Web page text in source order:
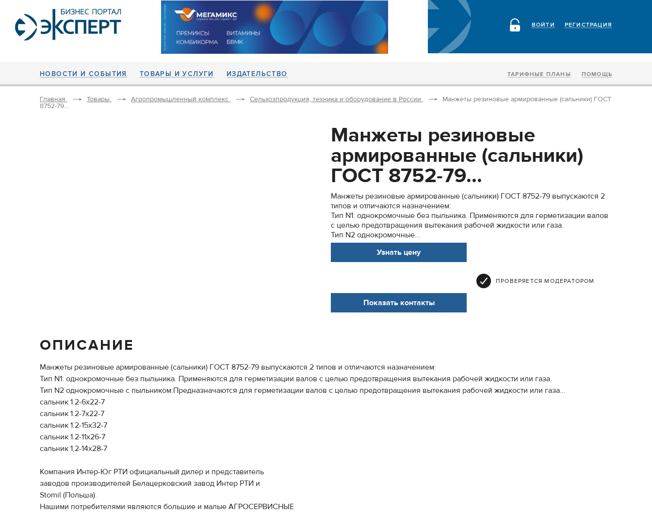
РЕГИСТРАЦИЯ
ВОЙТИ
НОВОСТИ И СОБЫТИЯ ТОВАРЫ И УСЛУГИ ИЗДАТЕЛЬСТВО ТАРИФНЫЕ ПЛАНЫ ПОМОЩЬ
Главная Товары Агропромышленный комплекс Сельхозпродукция, техника и оборудование в России Манжеты резиновые армированные (сальники) ГОСТ
8752-79...
Манжеты резиновые
армированные (сальники)
ГОСТ 8752-79...
Манжеты резиновые армированные (сальники) ГОСТ 8752-79 выпускаются 2
типов и отличаются назначением:
Тип N1: однокромочные без пыльника. Применяются для герметизации валов
с целью предотвращения вытекания рабочей жидкости или газа.
Тип N2 однокромочные...
Узнать цену
ПРОВЕРЯЕТСЯ МОДЕРАТОРОМ
Показать контакты
ОПИСАНИЕ
Манжеты резиновые армированные (сальники) ГОСТ 8752-79 выпускаются 2 типов и отличаются назначением:
Тип N1: однокромочные без пыльника. Применяются для герметизации валов с целью предотвращения вытекания рабочей жидкости или газа.
Тип N2 однокромочные с пыльником.Предназначаются для герметизации валов с целью предотвращения вытекания рабочей жидкости или газа...
сальник 1.2-6х22-7
сальник 1.2-7х22-7
сальник 1.2-15х32-7
сальник 1.2-11х26-7
сальник 1,2-14х28-7
Компания Интер-Юг РТИ официальный дилер и представитель
заводов производителей Белацерковский завод Интер РТИ и
Stomil (Польша).
Нашими потребителями являются большие и малые АГРОСЕРВИСНЫЕ